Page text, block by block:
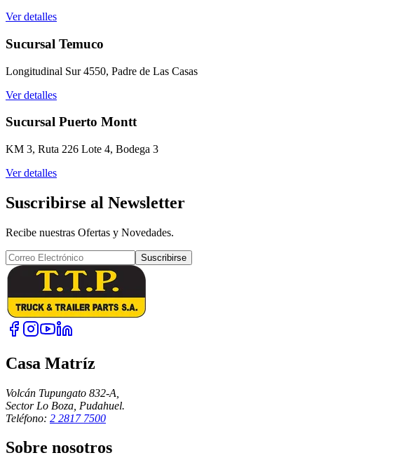
Ver detalles
Sucursal Temuco
Longitudinal Sur 4550, Padre de Las Casas
Ver detalles
Sucursal Puerto Montt
KM 3, Ruta 226 Lote 4, Bodega 3
Ver detalles
Suscribirse al Newsletter
Recibe nuestras Ofertas y Novedades.
Suscribirse
Casa Matríz
Volcán Tupungato 832-A,
Sector Lo Boza, Pudahuel.
Teléfono: 2 2817 7500
Sobre nosotros